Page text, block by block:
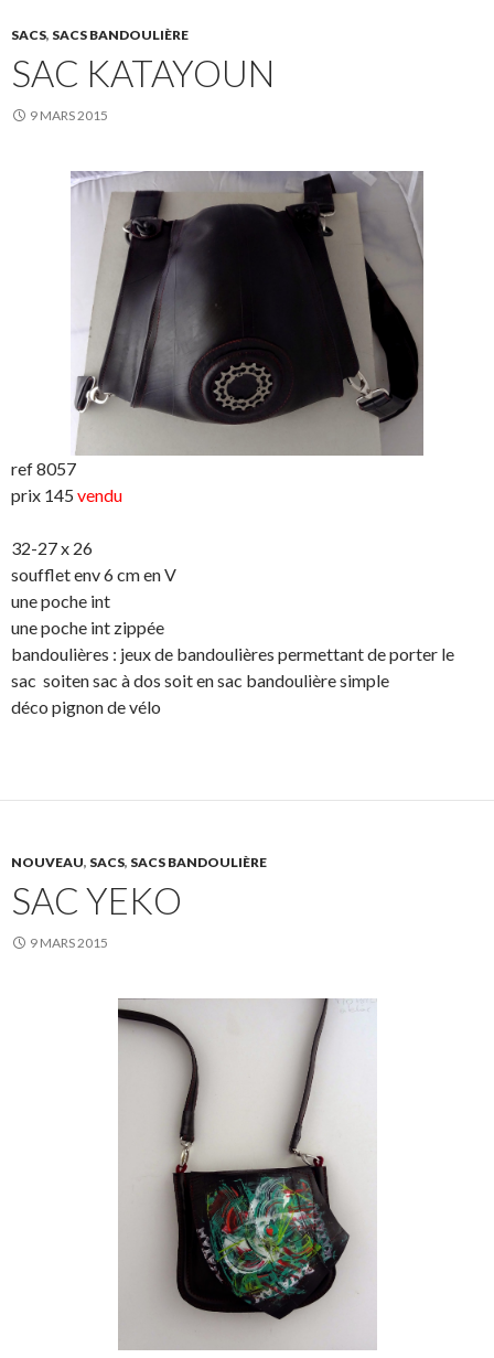
SACS, SACS BANDOULIÈRE
SAC KATAYOUN
9 MARS 2015
ref 8057
prix 145 vendu
32-27 x 26
soufflet env 6 cm en V
une poche int
une poche int zippée
bandoulières : jeux de bandoulières permettant de porter le
sac soiten sac à dos soit en sac bandoulière simple
déco pignon de vélo
NOUVEAU, SACS, SACS BANDOULIÈRE
SAC YEKO
9 MARS 2015